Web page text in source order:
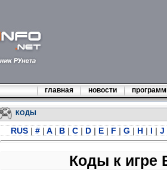
главная новости
КОДЫ
RUS | # | A | B | C | D | E | F | G | H | I | J
Коды к игре